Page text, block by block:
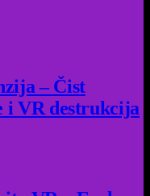
– Čist
i VR destrukcija